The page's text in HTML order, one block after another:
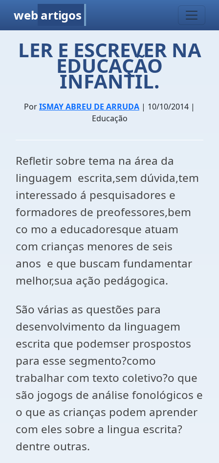
web artigos
LER E ESCREVER NA
EDUCAÇÃO
INFANTIL.
PorISMAY ABREU DE ARRUDA | 10/10/2014 |
Educação
Refletir sobre tema na área da
linguagem escrita,sem dúvida,tem
interessado á pesquisadores e
formadores de preofessores,bem
co mo a educadoresque atuam
com crianças menores de seis
anos e que buscam fundamentar
melhor,sua ação pedágogica.
São várias as questões para
desenvolvimento da linguagem
escrita que podemser prospostos
para esse segmento?como
trabalhar com texto coletivo?o que
são jogogs de análise fonológicos e
o que as crianças podem aprender
com eles sobre a lingua escrita?
dentre outras.